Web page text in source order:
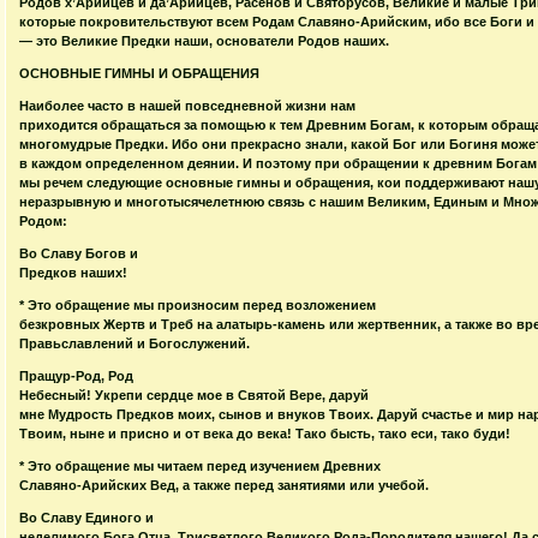
которые покровительствуют всем Родам Славяно-Арийским, ибо все Боги
— это Великие Предки наши, основатели Родов наших.
ОСНОВНЫЕ ГИМНЫ И ОБРАЩЕНИЯ
Наиболее часто в нашей повседневной жизни нам
приходится обращаться за помощью к тем Древним Богам, к которым
многомудрые Предки. Ибо они прекрасно знали, какой Бог или Богиня
в каждом определенном деянии. И поэтому при обращении к древним
мы речем следующие основные гимны и обращения, кои поддерживают
неразрывную и многотысячелетнюю связь с нашим Великим, Единым и
Родом:
Во Славу Богов и
Предков наших!
* Это обращение мы произносим перед возложением
безкровных Жертв и Треб на алатырь-камень или жертвенник, а также во
Правьславлений и Богослужений.
Пращур-Род, Род
Небесный! Укрепи сердце мое в Святой Вере, даруй
мне Мудрость Предков моих, сынов и внуков Твоих. Даруй счастье и мир
Твоим, ныне и присно и от века до века! Тако бысть, тако еси, тако буди!
* Это обращение мы читаем перед изучением Древних
Славяно-Арийских Вед, а также перед занятиями или учебой.
Во Славу Единого и